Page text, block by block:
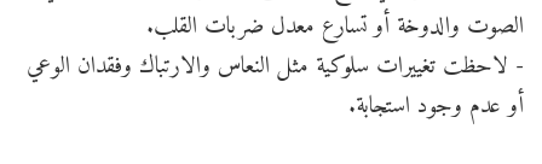
الصوت والدوخة أو تسارع معدل ضربات القلب.
- لاحظت تغييرات سلوكية مثل النعاس والارتباك وفقدان الوعي
أو عدم وجود استجابة.